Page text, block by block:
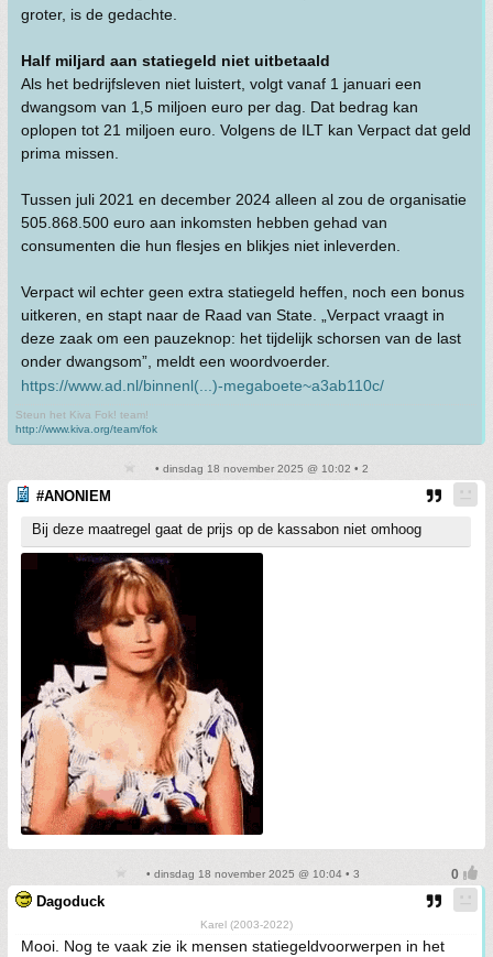
groter, is de gedachte.
Half miljard aan statiegeld niet uitbetaald
Als het bedrijfsleven niet luistert, volgt vanaf 1 januari een
dwangsom van 1,5 miljoen euro per dag. Dat bedrag kan
oplopen tot 21 miljoen euro. Volgens de ILT kan Verpact dat geld
prima missen.
Tussen juli 2021 en december 2024 alleen al zou de organisatie
505.868.500 euro aan inkomsten hebben gehad van
consumenten die hun flesjes en blikjes niet inleverden.
Verpact wil echter geen extra statiegeld heffen, noch een bonus
uitkeren, en stapt naar de Raad van State. „Verpact vraagt in
deze zaak om een pauzeknop: het tijdelijk schorsen van de last
onder dwangsom”, meldt een woordvoerder.
https://www.ad.nl/binnenl(...)-megaboete~a3ab110c/
Steun het Kiva Fok! team!
http://www.kiva.org/team/fok
• dinsdag 18 november 2025 @ 10:02 • 2
#ANONIEM
Bij deze maatregel gaat de prijs op de kassabon niet omhoog
• dinsdag 18 november 2025 @ 10:04 • 3
Dagoduck
Karel (2003-2022)
Mooi. Nog te vaak zie ik mensen statiegeldvoorwerpen in het